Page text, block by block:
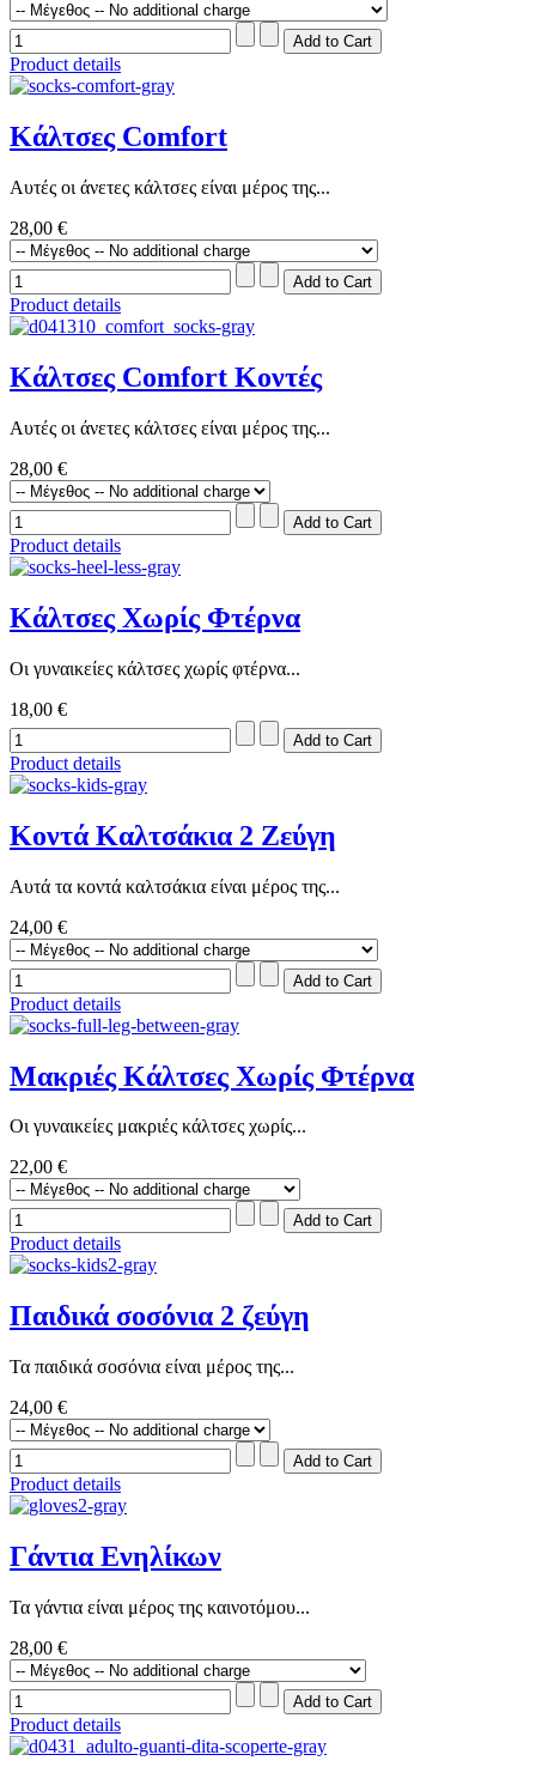
Product details
Κάλτσες Comfort
Αυτές οι άνετες κάλτσες είναι μέρος της...
28,00 €
Product details
Κάλτσες Comfort Κοντές
Αυτές οι άνετες κάλτσες είναι μέρος της...
28,00 €
Product details
Κάλτσες Χωρίς Φτέρνα
Οι γυναικείες κάλτσες χωρίς φτέρνα...
18,00 €
Product details
Κοντά Καλτσάκια 2 Ζεύγη
Αυτά τα κοντά καλτσάκια είναι μέρος της...
24,00 €
Product details
Μακριές Κάλτσες Χωρίς Φτέρνα
Οι γυναικείες μακριές κάλτσες χωρίς...
22,00 €
Product details
Παιδικά σοσόνια 2 ζεύγη
Τα παιδικά σοσόνια είναι μέρος της...
24,00 €
Product details
Γάντια Ενηλίκων
Τα γάντια είναι μέρος της καινοτόμου...
28,00 €
Product details